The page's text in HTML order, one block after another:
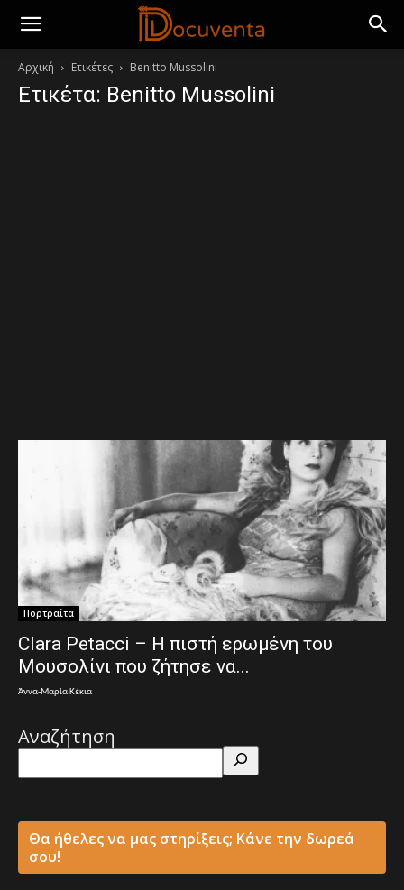
Αρχική Ετικέτες Benitto Mussolini
Ετικέτα: Benitto Mussolini
Πορτραίτα
Clara Petacci – Η πιστή ερωμένη του
Μουσολίνι που ζήτησε να...
Άννα-Μαρία Κέκια
Αναζήτηση
Θα ήθελες να μας στηρίξεις; Κάνε την δωρεά
σου!